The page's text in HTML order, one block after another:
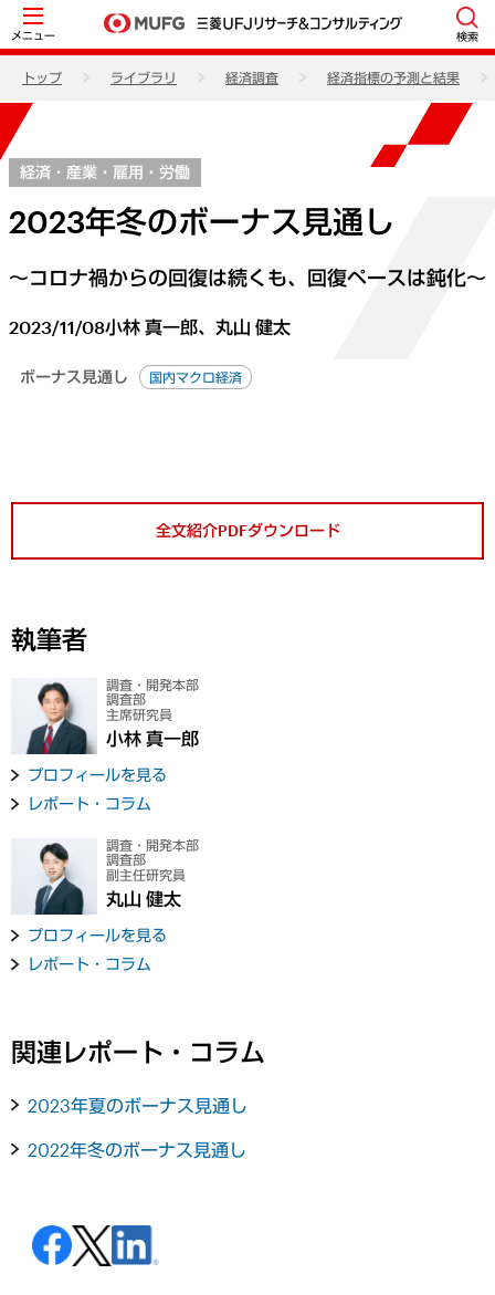
メニュー 検索
トップ ライブラリ 経済調査 経済指標の予測と結果
経済・産業・雇用・労働
2023年冬のボーナス見通し
～コロナ禍からの回復は続くも、回復ペースは鈍化～
2023/11/08小林 真一郎、丸山 健太
ボーナス見通し 国内マクロ経済
全文紹介PDFダウンロード
執筆者
調査・開発本部
調査部
主席研究員
小林 真一郎
プロフィールを見る
レポート・コラム
調査・開発本部
調査部
副主任研究員
丸山 健太
プロフィールを見る
レポート・コラム
関連レポート・コラム
2023年夏のボーナス見通し
2022年冬のボーナス見通し